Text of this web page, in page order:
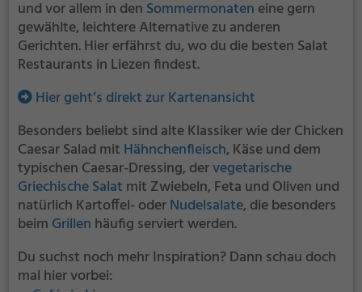
und vor allem in den Sommermonaten eine gern
gewählte, leichtere Alternative zu anderen
Gerichten. Hier erfährst du, wo du die besten Salat
Restaurants in Liezen findest.
Hier geht’s direkt zur Kartenansicht
Besonders beliebt sind alte Klassiker wie der Chicken
Caesar Salad mit Hähnchenfleisch, Käse und dem
typischen Caesar-Dressing, dervegetarische
Griechische Salat mit Zwiebeln, Feta und Oliven und
natürlich Kartoffel- oderNudelsalate, die besonders
beim Grillen häufig serviert werden.
Du suchst noch mehr Inspiration? Dann schau doch
mal hier vorbei: